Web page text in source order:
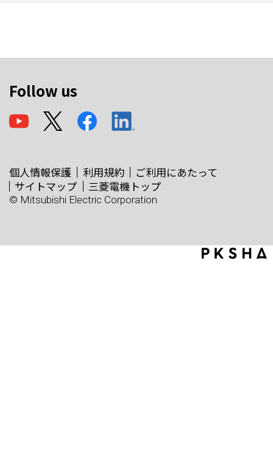
Follow us
個人情報保護 利用規約
ご利用にあたって
サイトマップ
三菱電機トップ
© Mitsubishi Electric Corporation